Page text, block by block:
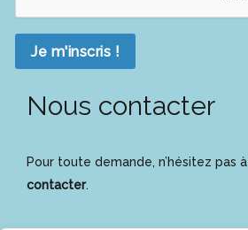
Je m'inscris !
Nous contacter
Pour toute demande, n’hésitez pas à
contacter.